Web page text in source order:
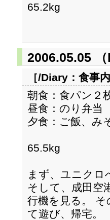
65.2kg
2006.05.05 （
［/Diary： 食事
朝食：食パン２
昼食：のり弁当
夕食：ご飯、み
65.5kg
まず、ユニクロ
そして、成田空
行機を見る。
て遊び、帰宅。